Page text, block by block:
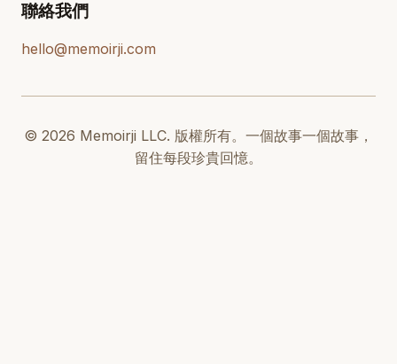
聯絡我們
hello@memoirji.com
© 2026 Memoirji LLC. 版權所有。一個故事一個故事，
留住每段珍貴回憶。